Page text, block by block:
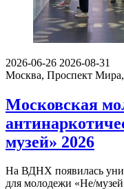
2026-06-26 2026-08-31
Москва, Проспект
Московская
музей» 2026
На ВДНХ появилась
для молодежи «Не/